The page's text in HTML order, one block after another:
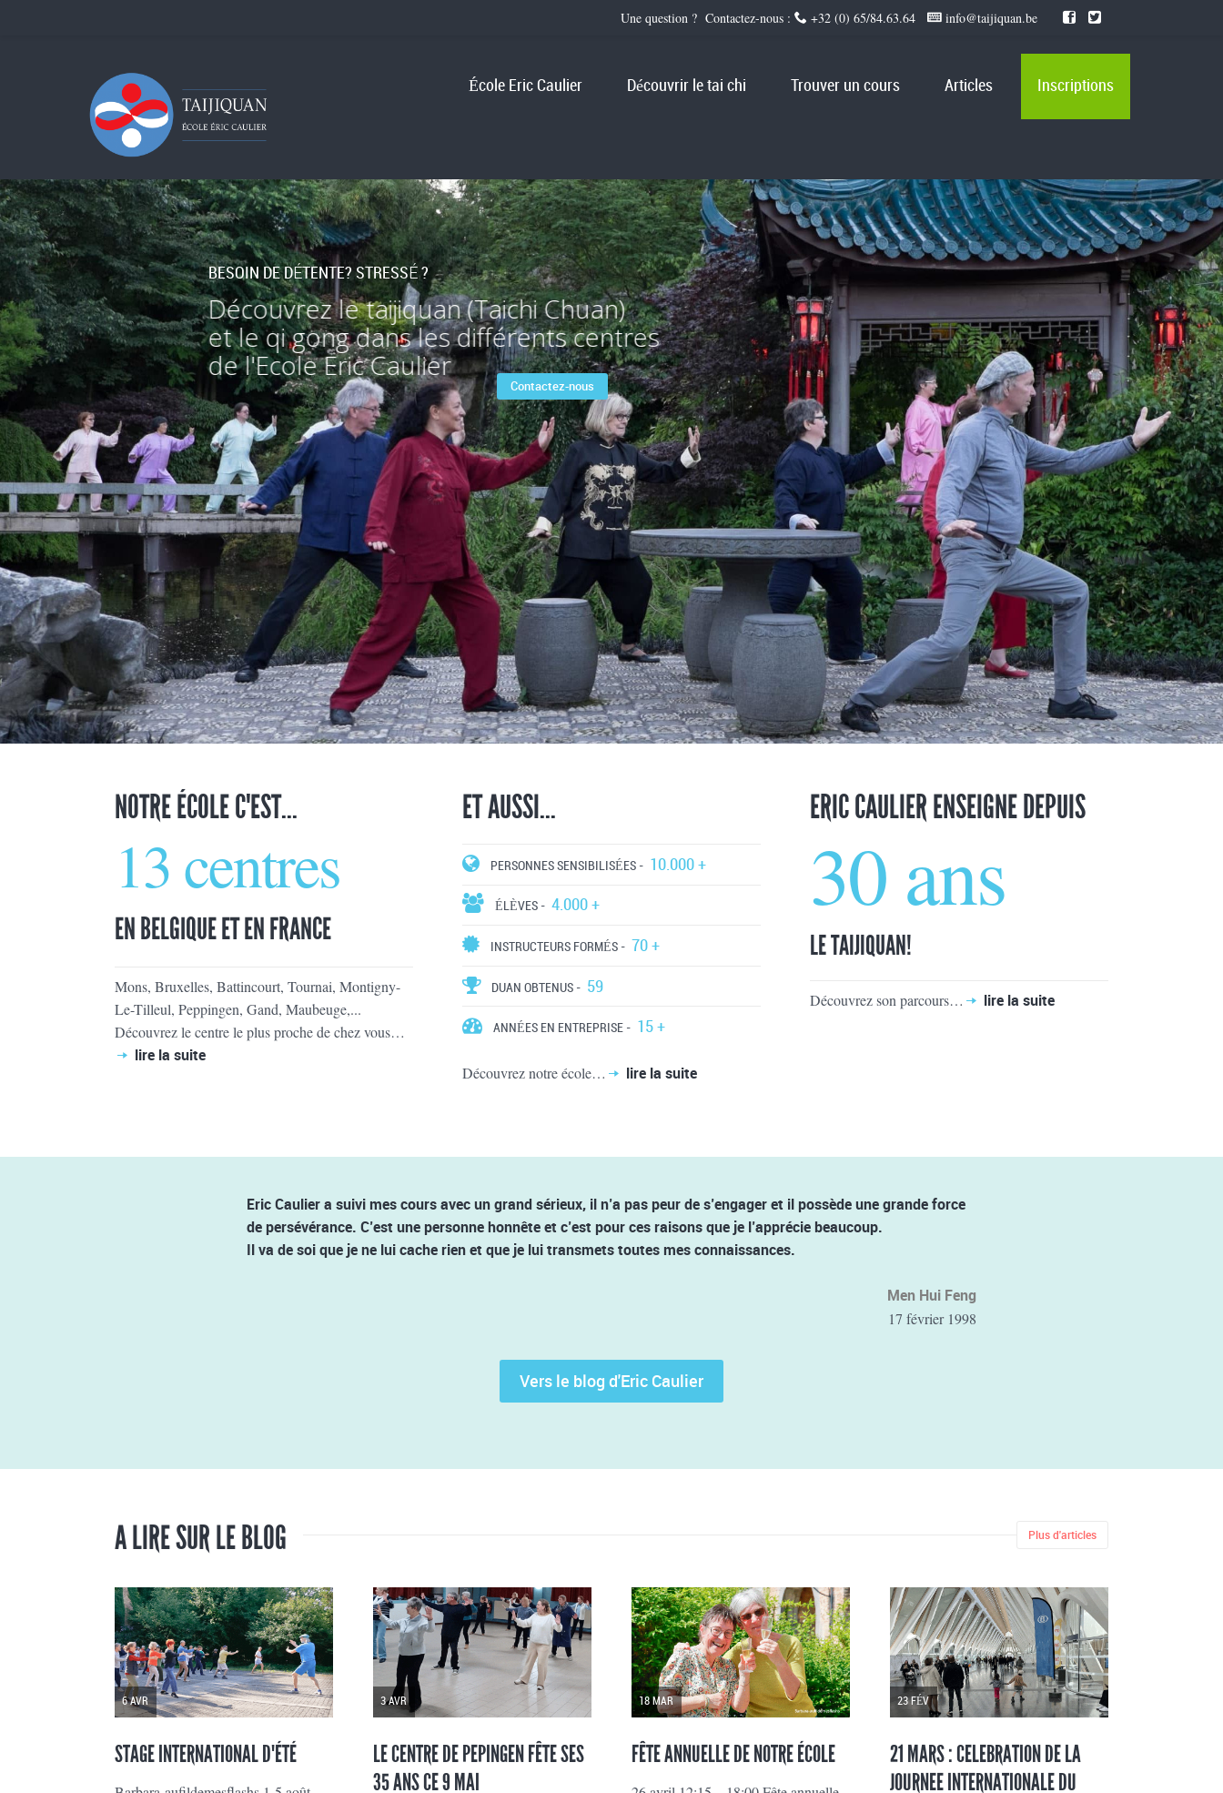
École Eric Caulier Découvrir le tai chi Trouver un cours Articles Inscriptions
BESOIN DE DÉTENTE? STRESSÉ ?
Découvrez le taijiquan (Taichi Chuan)
et le qi gong dans les différents centres
de l'Ecole Eric Caulier
Contactez-nous
NOTRE ÉCOLE C'EST...
13 centres
EN BELGIQUE ET EN FRANCE
Mons, Bruxelles, Battincourt, Tournai, Montigny-
Le-Tilleul, Peppingen, Gand, Maubeuge,...
Découvrez le centre le plus proche de chez vous…
lire la suite
ET AUSSI...
PERSONNES SENSIBILISÉES - 10.000 +
ÉLÈVES - 4.000 +
INSTRUCTEURS FORMÉS - 70 +
DUAN OBTENUS - 59
ANNÉES EN ENTREPRISE - 15 +
Découvrez notre école… lire la suite
ERIC CAULIER ENSEIGNE DEPUIS
30 ans
LE TAIJIQUAN!
Découvrez son parcours… lire la suite
Eric Caulier a suivi mes cours avec un grand sérieux, il n’a pas peur de s’engager et il possède une grande force
de persévérance. C’est une personne honnête et c’est pour ces raisons que je l’apprécie beaucoup.
Il va de soi que je ne lui cache rien et que je lui transmets toutes mes connaissances.
Men Hui Feng
17 février 1998
Vers le blog d'Eric Caulier
A LIRE SUR LE BLOG Plus d'articles
6 AVR
STAGE INTERNATIONAL D'ÉTÉ
3 AVR
LE CENTRE DE PEPINGEN FÊTE SES
35 ANS CE 9 MAI
18 MAR
FÊTE ANNUELLE DE NOTRE ÉCOLE
23 FÉV
21 MARS : CELEBRATION DE LA
JOURNEE INTERNATIONALE DU
Une question ? Contactez-nous : +32 (0) 65/84.63.64 info@taijiquan.be